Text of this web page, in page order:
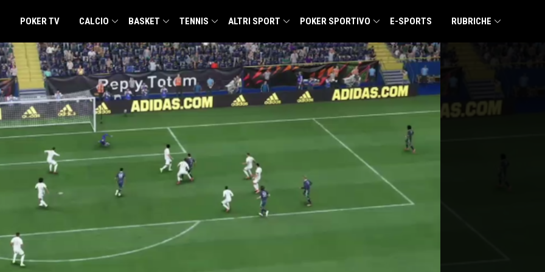
POKER TV CALCIO BASKET TENNIS ALTRI SPORT POKER SPORTIVO E-SPORTS RUBRICHE